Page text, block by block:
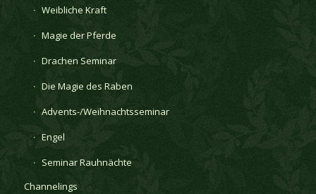
Weibliche Kraft
Magie der Pferde
Drachen Seminar
Die Magie des Raben
Advents-/Weihnachtsseminar
Engel
Seminar Rauhnächte
Channelings